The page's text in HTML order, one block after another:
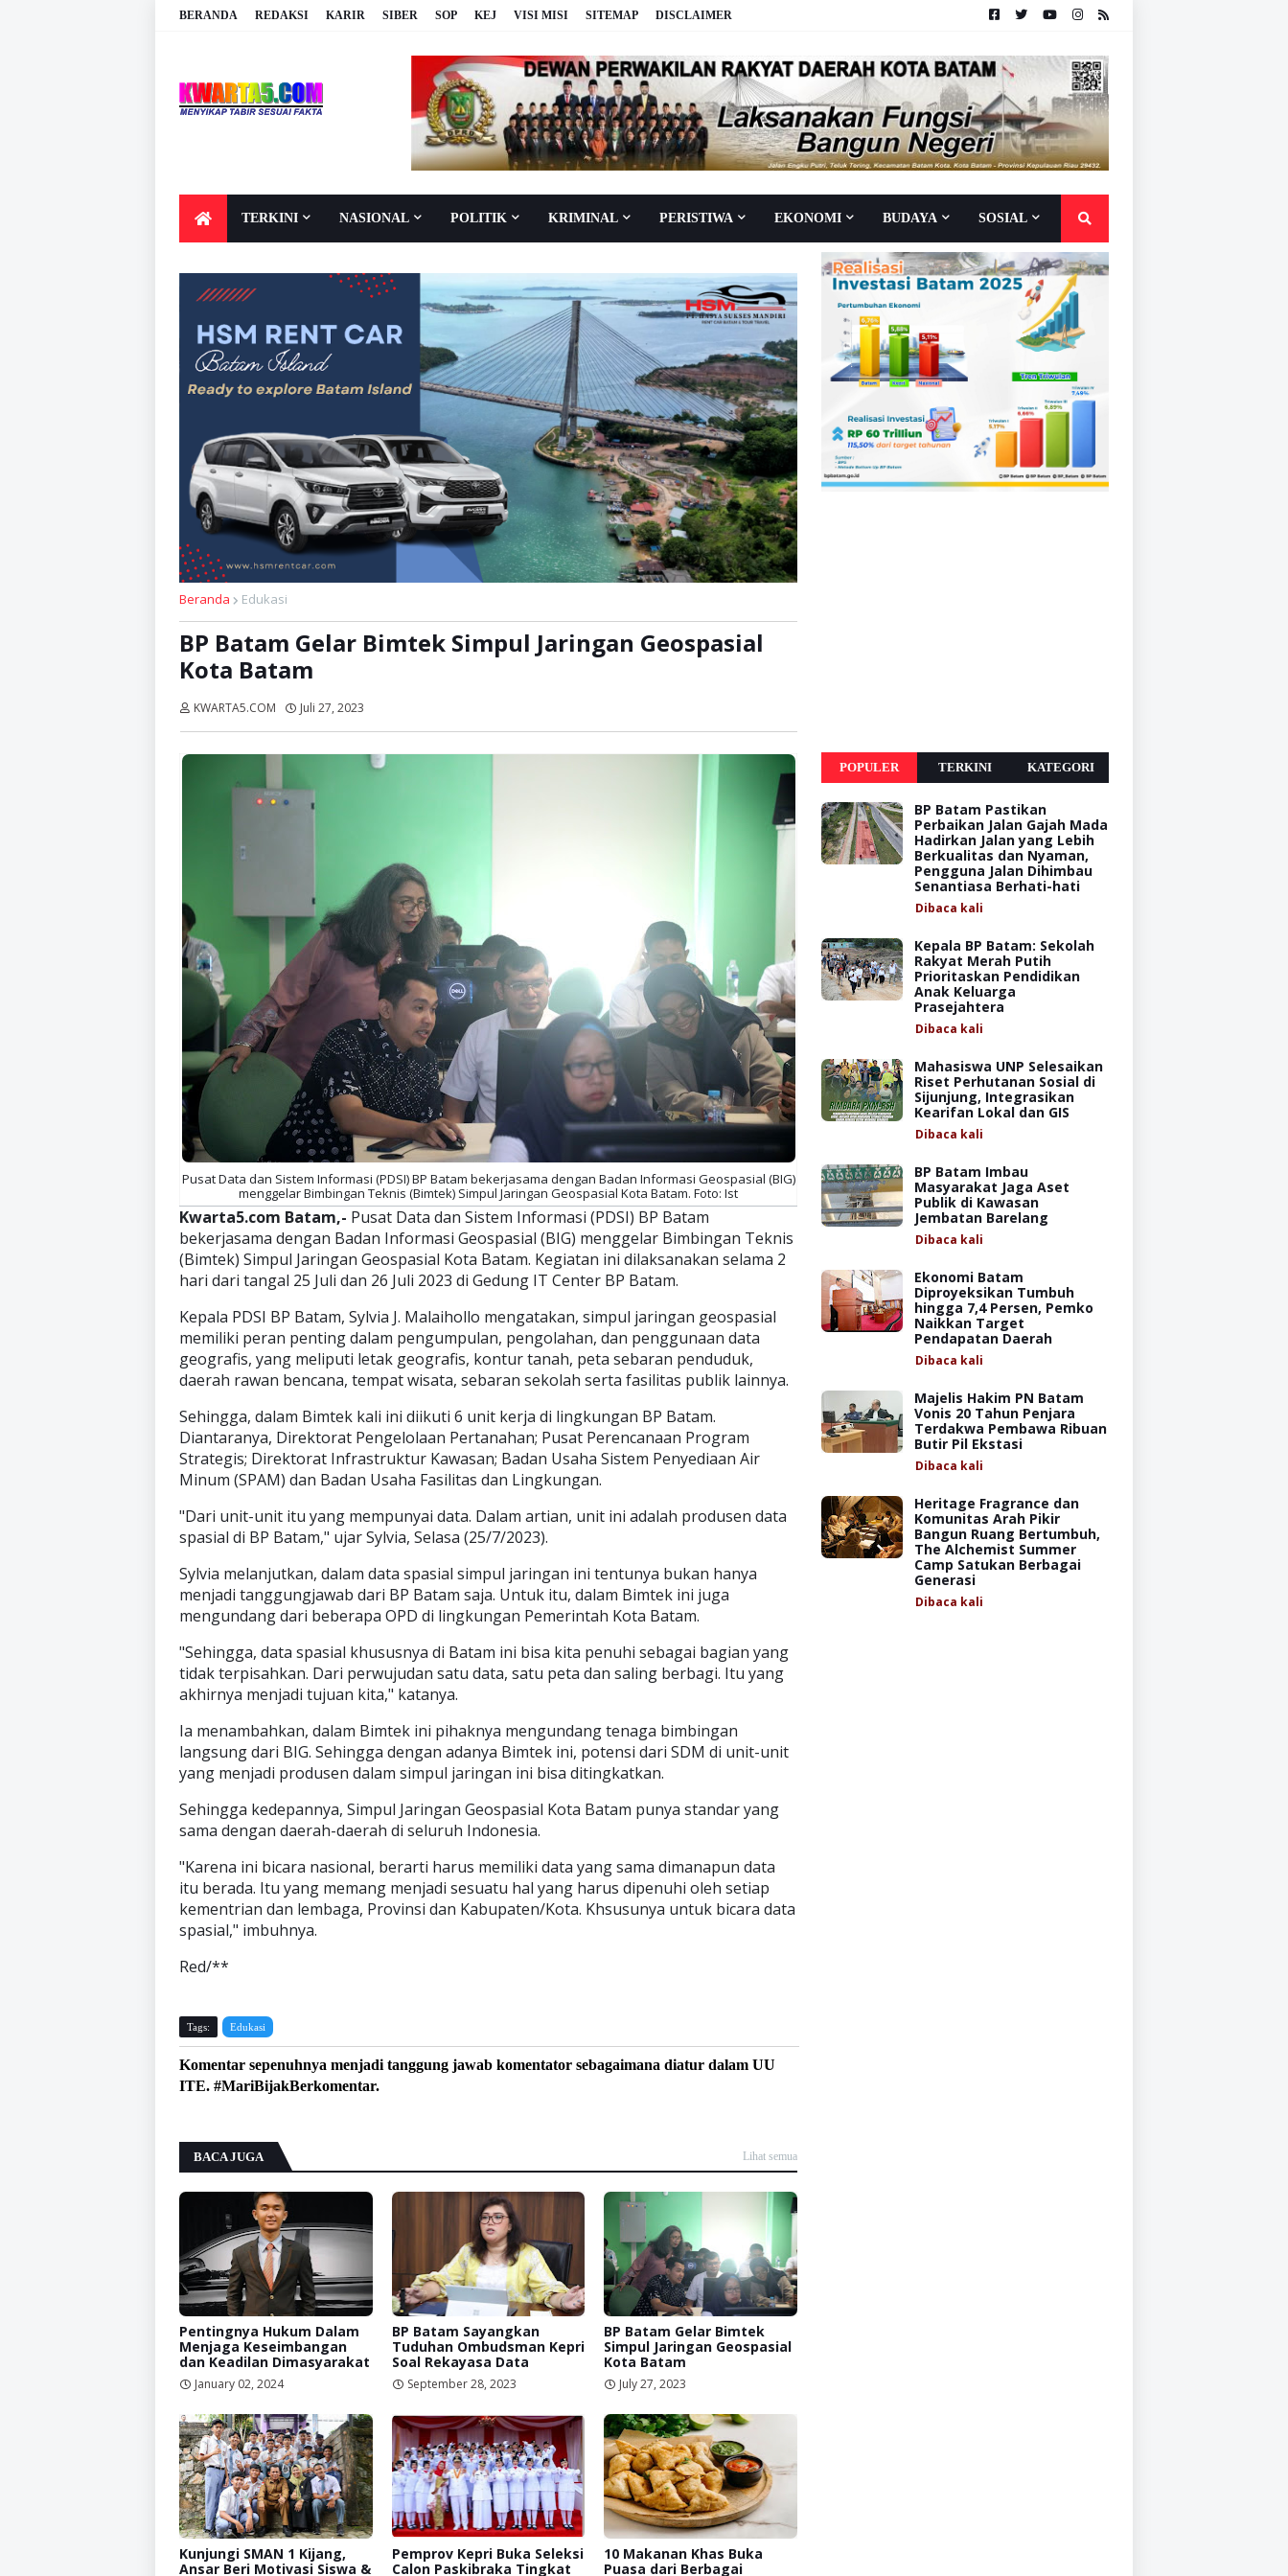
BERANDA REDAKSI KARIR SIBER SOP KEJ VISI MISI SITEMAP DISCLAIMER
TERKINI NASIONAL POLITIK KRIMINAL PERISTIWA EKONOMI BUDAYA SOSIAL
Beranda Edukasi
BP Batam Gelar Bimtek Simpul Jaringan Geospasial
Kota Batam
KWARTA5.COM Juli 27, 2023
Pusat Data dan Sistem Informasi (PDSI) BP Batam bekerjasama dengan Badan Informasi Geospasial (BIG)
menggelar Bimbingan Teknis (Bimtek) Simpul Jaringan Geospasial Kota Batam. Foto: Ist
Kwarta5.com Batam,- Pusat Data dan Sistem Informasi (PDSI) BP Batam
bekerjasama dengan Badan Informasi Geospasial (BIG) menggelar Bimbingan Teknis
(Bimtek) Simpul Jaringan Geospasial Kota Batam. Kegiatan ini dilaksanakan selama 2
hari dari tangal 25 Juli dan 26 Juli 2023 di Gedung IT Center BP Batam.
Kepala PDSI BP Batam, Sylvia J. Malaihollo mengatakan, simpul jaringan geospasial
memiliki peran penting dalam pengumpulan, pengolahan, dan penggunaan data
geografis, yang meliputi letak geografis, kontur tanah, peta sebaran penduduk,
daerah rawan bencana, tempat wisata, sebaran sekolah serta fasilitas publik lainnya.
Sehingga, dalam Bimtek kali ini diikuti 6 unit kerja di lingkungan BP Batam.
Diantaranya, Direktorat Pengelolaan Pertanahan; Pusat Perencanaan Program
Strategis; Direktorat Infrastruktur Kawasan; Badan Usaha Sistem Penyediaan Air
Minum (SPAM) dan Badan Usaha Fasilitas dan Lingkungan.
"Dari unit-unit itu yang mempunyai data. Dalam artian, unit ini adalah produsen data
spasial di BP Batam," ujar Sylvia, Selasa (25/7/2023).
Sylvia melanjutkan, dalam data spasial simpul jaringan ini tentunya bukan hanya
menjadi tanggungjawab dari BP Batam saja. Untuk itu, dalam Bimtek ini juga
mengundang dari beberapa OPD di lingkungan Pemerintah Kota Batam.
"Sehingga, data spasial khususnya di Batam ini bisa kita penuhi sebagai bagian yang
tidak terpisahkan. Dari perwujudan satu data, satu peta dan saling berbagi. Itu yang
akhirnya menjadi tujuan kita," katanya.
Ia menambahkan, dalam Bimtek ini pihaknya mengundang tenaga bimbingan
langsung dari BIG. Sehingga dengan adanya Bimtek ini, potensi dari SDM di unit-unit
yang menjadi produsen dalam simpul jaringan ini bisa ditingkatkan.
Sehingga kedepannya, Simpul Jaringan Geospasial Kota Batam punya standar yang
sama dengan daerah-daerah di seluruh Indonesia.
"Karena ini bicara nasional, berarti harus memiliki data yang sama dimanapun data
itu berada. Itu yang memang menjadi sesuatu hal yang harus dipenuhi oleh setiap
kementrian dan lembaga, Provinsi dan Kabupaten/Kota. Khsusunya untuk bicara data
spasial," imbuhnya.
Red/**
Tags: Edukasi
Komentar sepenuhnya menjadi tanggung jawab komentator sebagaimana diatur dalam UU
ITE. #MariBijakBerkomentar.
BACA JUGA Lihat semua
Pentingnya Hukum Dalam
Menjaga Keseimbangan
dan Keadilan Dimasyarakat
January 02, 2024
BP Batam Sayangkan
Tuduhan Ombudsman Kepri
Soal Rekayasa Data
September 28, 2023
BP Batam Gelar Bimtek
Simpul Jaringan Geospasial
Kota Batam
July 27, 2023
Kunjungi SMAN 1 Kijang,
Ansar Beri Motivasi Siswa &
Pemprov Kepri Buka Seleksi
Calon Paskibraka Tingkat
10 Makanan Khas Buka
Puasa dari Berbagai
POPULER TERKINI KATEGORI
BP Batam Pastikan
Perbaikan Jalan Gajah Mada
Hadirkan Jalan yang Lebih
Berkualitas dan Nyaman,
Pengguna Jalan Dihimbau
Senantiasa Berhati-hati
Dibaca kali
Kepala BP Batam: Sekolah
Rakyat Merah Putih
Prioritaskan Pendidikan
Anak Keluarga
Prasejahtera
Dibaca kali
Mahasiswa UNP Selesaikan
Riset Perhutanan Sosial di
Sijunjung, Integrasikan
Kearifan Lokal dan GIS
Dibaca kali
BP Batam Imbau
Masyarakat Jaga Aset
Publik di Kawasan
Jembatan Barelang
Dibaca kali
Ekonomi Batam
Diproyeksikan Tumbuh
hingga 7,4 Persen, Pemko
Naikkan Target
Pendapatan Daerah
Dibaca kali
Majelis Hakim PN Batam
Vonis 20 Tahun Penjara
Terdakwa Pembawa Ribuan
Butir Pil Ekstasi
Dibaca kali
Heritage Fragrance dan
Komunitas Arah Pikir
Bangun Ruang Bertumbuh,
The Alchemist Summer
Camp Satukan Berbagai
Generasi
Dibaca kali